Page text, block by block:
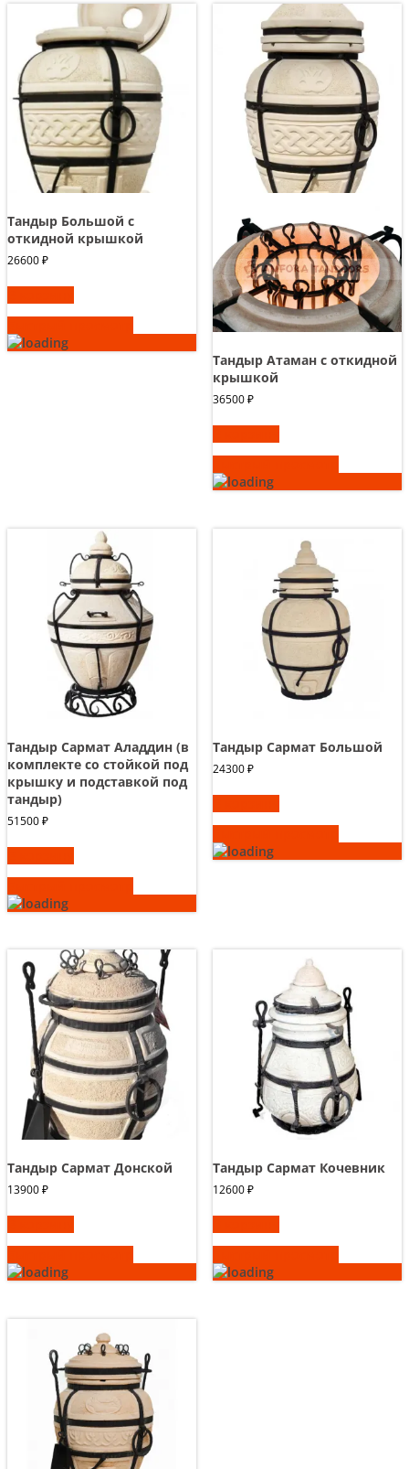
Тандыр Большой с
откидной крышкой
26600₽
Тандыр Атаман с откидной
крышкой
36500₽
Тандыр Сармат Аладдин (в
комплекте со стойкой под
крышку и подставкой под
тандыр)
51500₽
Тандыр Сармат Большой
24300₽
Тандыр Сармат Донской
13900₽
Тандыр Сармат Кочевник
12600₽